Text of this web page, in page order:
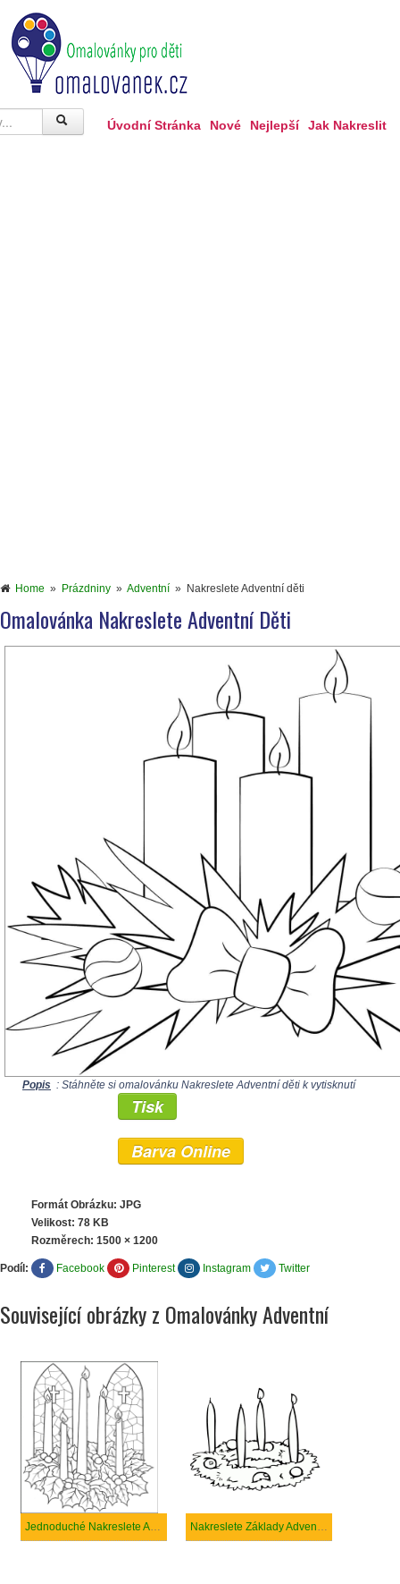
Úvodní Stránka Nové Nejlepší Jak Nakreslit
Home » Prázdniny » Adventní » Nakreslete Adventní děti
Omalovánka Nakreslete Adventní Děti
Popis : Stáhněte si omalovánku Nakreslete Adventní děti k vytisknutí
Tisk
Barva Online
Formát Obrázku: JPG
Velikost: 78 KB
Rozměrech: 1500 × 1200
Podíl: Facebook Pinterest Instagram Twitter
Související obrázky z Omalovánky Adventní
Jednoduché Nakreslete Adventní Nakreslete Základy Adventní